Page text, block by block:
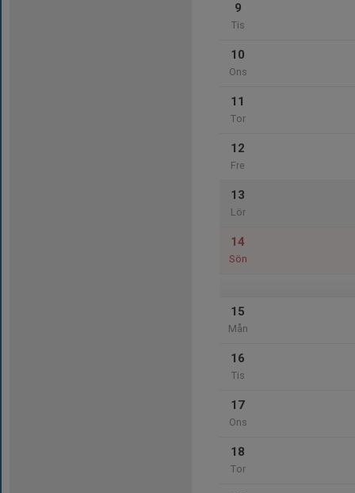
9
Tis
10
Ons
11
Tor
12
Fre
13
Lör
14
Sön
15
Mån
16
Tis
17
Ons
18
Tor